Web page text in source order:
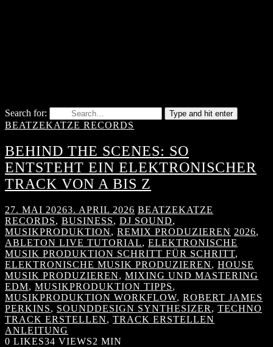
Search for: Type and hit enter
BEATZEKATZE RECORDS
BEHIND THE SCENES: SO
ENTSTEHT EIN ELEKTRONISCHER
TRACK VON A BIS Z
27. MAI 20263. APRIL 2026 BEATZEKATZE
RECORDS, BUSINESS, DJ SOUND,
MUSIKPRODUKTION, REMIX PRODUZIEREN 2026,
ABLETON LIVE TUTORIAL, ELEKTRONISCHE
MUSIK PRODUKTION SCHRITT FÜR SCHRITT,
ELEKTRONISCHE MUSIK PRODUZIEREN, HOUSE
MUSIK PRODUZIEREN, MIXING UND MASTERING
EDM, MUSIKPRODUKTION TIPPS,
MUSIKPRODUKTION WORKFLOW, ROBERT JAMES
PERKINS, SOUNDDESIGN SYNTHESIZER , TECHNO
TRACK ERSTELLEN, TRACK ERSTELLEN
ANLEITUNG
0 LIKES34 VIEWS2 MIN